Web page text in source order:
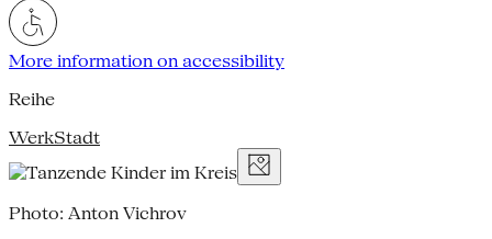
More information on accessibility
Reihe
WerkStadt
Photo: Anton Vichrov